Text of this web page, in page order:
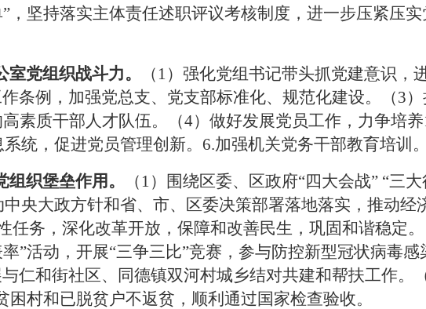
” ，坚持落实主体责任述职评议考核制度，进一步压紧压
党组织战斗力。 （1）强化党组书记带头抓党建意识，
条例，加强党总支、党支部标准化、规范化建设。（3
素质干部人才队伍。（4）做好发展党员工作，力争培养
统，促进党员管理创新。 6.加强机关党务干部教育培训。
织堡垒作用。 （1）围绕区委、区政府“四大会战” “三大
中央大政方针和省、市、区委决策部署落地落实，推动经
任务，深化改革开放，保障和改善民生，巩固和谐稳定。
”活动，开展“三争三比”竞赛，参与防控新型冠状病毒感
仁和街社区、同德镇双河村城乡结对共建和帮扶工作。
困村和已脱贫户不返贫，顺利通过国家检查验收。